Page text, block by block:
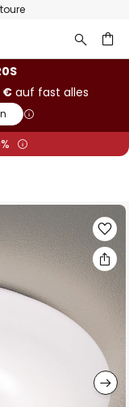
€auf fast alles